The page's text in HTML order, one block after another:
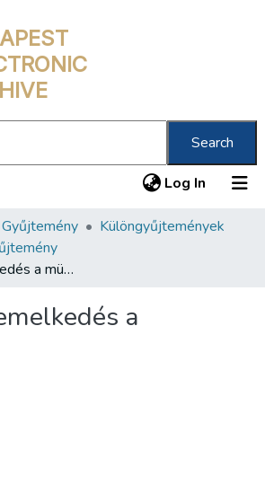
Search
Log In (current)
Különgyűjtemények
Viharos áremelkedés a müpiacon
a